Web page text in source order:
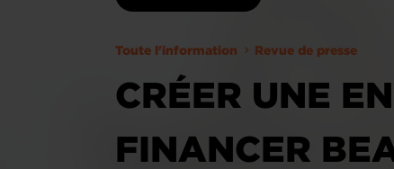
Toute l'information Revue de presse
CRÉER UNE
FINANCER